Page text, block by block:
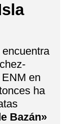
en
ha
Bazán»